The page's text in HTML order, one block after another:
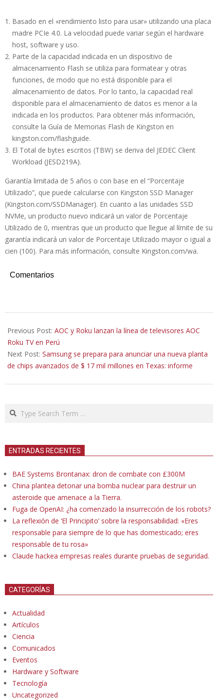
Basado en el «rendimiento listo para usar» utilizando una placa
madre PCIe 4.0. La velocidad puede variar según el hardware
host, software y uso.
Parte de la capacidad indicada en un dispositivo de
almacenamiento Flash se utiliza para formatear y otras
funciones, de modo que no está disponible para el
almacenamiento de datos. Por lo tanto, la capacidad real
disponible para el almacenamiento de datos es menor a la
indicada en los productos. Para obtener más información,
consulte la Guía de Memorias Flash de Kingston en
kingston.com/flashguide.
El Total de bytes escritos (TBW) se deriva del JEDEC Client
Workload (JESD219A).
Garantía limitada de 5 años o con base en el “Porcentaje
Utilizado”, que puede calcularse con Kingston SSD Manager
(Kingston.com/SSDManager). En cuanto a las unidades SSD
NVMe, un producto nuevo indicará un valor de Porcentaje
Utilizado de 0, mientras que un producto que llegue al límite de su
garantía indicará un valor de Porcentaje Utilizado mayor o igual a
cien (100). Para más información, consulte Kingston.com/wa.
Comentarios
11-
23
Previous Post: AOC y Roku lanzan la línea de televisores AOC
Roku TV en Perú
Next Post: Samsung se prepara para anunciar una nueva planta
de chips avanzados de $ 17 mil millones en Texas: informe
Search
ENTRADAS RECIENTES
BAE Systems Brontanax: dron de combate con £300M
China plantea detonar una bomba nuclear para destruir un
asteroide que amenace a la Tierra.
Fuga de OpenAI: ¿ha comenzado la insurrección de los robots?
La reflexión de ‘El Principito’ sobre la responsabilidad: «Eres
responsable para siempre de lo que has domesticado; eres
responsable de tu rosa»
Claude hackea empresas reales durante pruebas de seguridad.
CATEGORÍAS
Actualidad
Artículos
Ciencia
Comunicados
Eventos
Hardware y Software
Tecnología
Uncategorized